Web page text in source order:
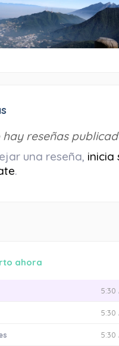
hay reseñas
una reseña, inicia
.
ahora
5:30
5:30
5:30